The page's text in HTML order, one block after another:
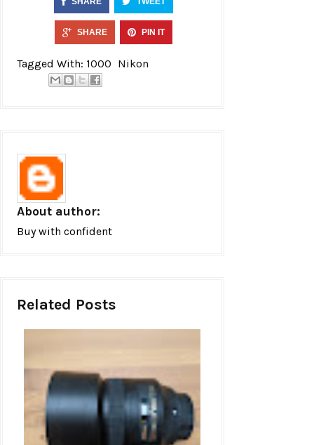
SHARE PIN IT
Tagged With: 1000 Nikon
About author:
Buy with confident
Related Posts